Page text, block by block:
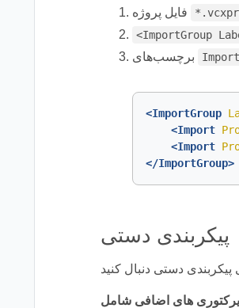
<ImportGroup
Import
<ImportGroup
<Import
<Import
</ImportGroup>